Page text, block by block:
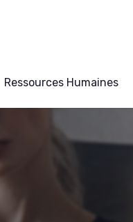
Ressources Humaines